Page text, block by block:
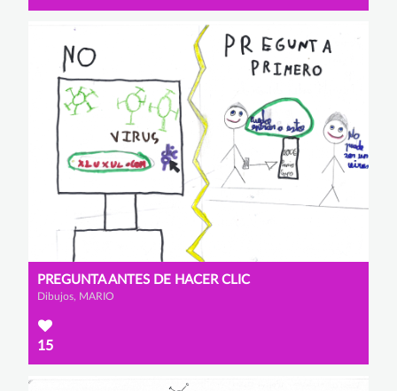
PREGUNTA ANTES DE HACER CLIC
Dibujos, MARIO
15